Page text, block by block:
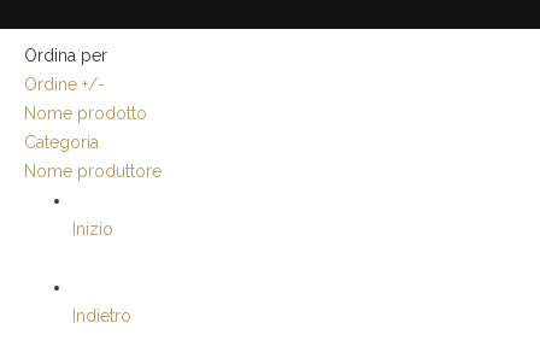
Ordina per
Ordine +/-
Nome prodotto
Categoria
Nome produttore
Inizio
Indietro